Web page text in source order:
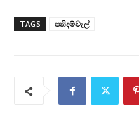
TAGS පතිදම්වැල්